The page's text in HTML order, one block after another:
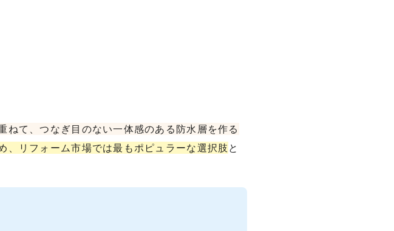
ねて、つなぎ目のない一体感のある防水層を作る
、リフォーム市場では最もポピュラーな選択肢 と